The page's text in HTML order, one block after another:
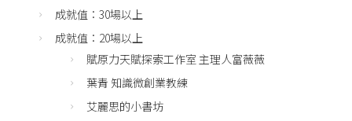
成就值：30場以上
成就值：20場以上
賦原力天賦探索工作室 主理人富薇薇
葉青 知識微創業教練
艾麗思的小書坊